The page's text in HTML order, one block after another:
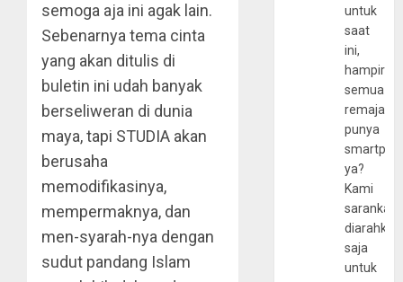
semoga aja ini agak lain.
Sebenarnya tema cinta
yang akan ditulis di
buletin ini udah banyak
berseliweran di dunia
maya, tapi STUDIA akan
berusaha
memodifikasinya,
mempermaknya, dan
men-syarah-nya dengan
sudut pandang Islam
untuk
saat
ini,
hampir
semua
remaja
punya
ya?
Kami
sarankan,
diarahkan
saja
untuk